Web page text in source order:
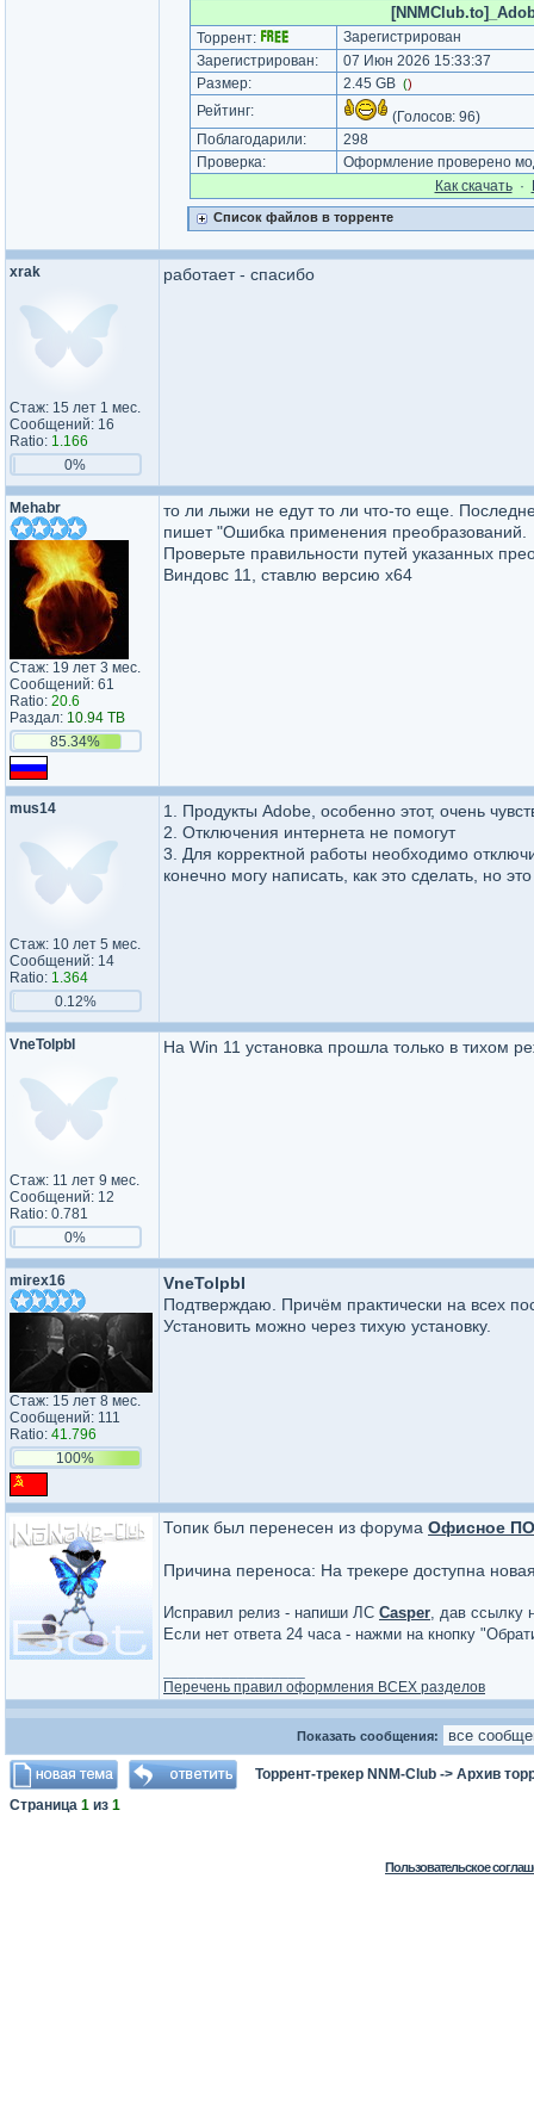
Торрент:
Зарегистрирован
Зарегистрирован:
07 Июн 2026 15:33:37
Размер:
2.45 GB ()
Рейтинг: (Голосов: 96)
Поблагодарили:
298
Проверка:
Оформление проверено
Как cкачать·
Список файлов в торренте
xrak
Стаж: 15 лет 1 мес.
Сообщений: 16
Ratio: 1.166
0%
работает - спасибо
Mehabr
Стаж: 19 лет 3 мес.
Сообщений: 61
Ratio: 20.6
Раздал: 10.94 TB
85.34%
то ли лыжи не едут то ли что-то еще.
пишет "Ошибка применения преобразований.
Проверьте правильности путей указанных
Виндовс 11, ставлю версию х64
mus14
Стаж: 10 лет 5 мес.
Сообщений: 14
Ratio: 1.364
0.12%
1. Продукты Adobe, особенно этот, очень
2. Отключения интернета не помогут
3. Для корректной работы необходимо
конечно могу написать, как это сделать, но
VneTolpbI
Стаж: 11 лет 9 мес.
Сообщений: 12
Ratio: 0.781
0%
На Win 11 установка прошла только в тихом
mirex16
Стаж: 15 лет 8 мес.
Сообщений: 111
Ratio: 41.796
100%
VneTolpbI
Подтверждаю. Причём практически на всех
Установить можно через тихую установку.
Топик был перенесен из форума Офисное ПО
Причина переноса: На трекере доступна
Исправил релиз - напиши ЛС Casper, дав ссылку
Если нет ответа 24 часа - нажми на кнопку
Перечень правил оформления ВСЕХ разделов
Показать сообщения:
Торрент-трекер NNM-Club -> Архив
Страница 1 из 1
Пользовательское